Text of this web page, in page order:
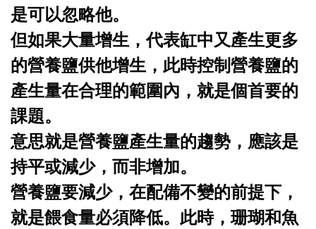
是可以忽略他。
但如果大量增生，代表缸中又產生更多
的營養鹽供他增生，此時控制營養鹽的
產生量在合理的範圍內，就是個首要的
課題。
意思就是營養鹽產生量的趨勢，應該是
持平或減少，而非增加。
營養鹽要減少，在配備不變的前提下，
就是餵食量必須降低。此時，珊瑚和魚